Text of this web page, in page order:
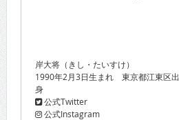
岸大将（きし・たいすけ）
1990年2月3日生まれ 東京都江東区出
身
公式Twitter
公式Instagram